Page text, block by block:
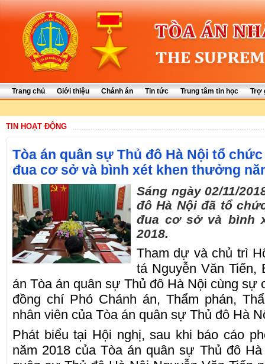
Trang chủ Giới thiệu Chánh án Tin tức Trung tâm tin học Trợ
TIN HOẠT ĐỘNG
Tòa án quân sự Thủ đô Hà Nội tổ
đua cơ sở và bình xét khen thưởng
Sáng ngày 02/11/
đô Hà Nội đã tổ
đua cơ sở và bình
2018.
Tham dự và chủ trì
tá Nguyễn Văn
án Tòa án quân sự Thủ đô Hà Nội cùng sự
đồng chí Phó Chánh án, Thẩm phán,
nhân viên của Tòa án quân sự Thủ đô Hà
Phát biểu tại Hội nghị, sau khi báo cáo
năm 2018 của Tòa án quân sự Thủ đô